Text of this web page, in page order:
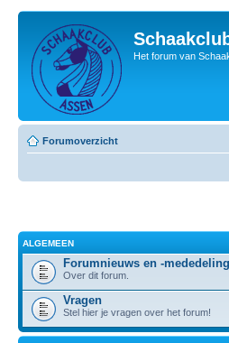
Het forum van
Forumoverzicht
ALGEMEEN
Forumnieuws en -
Over dit forum.
Vragen
Stel hier je vragen over het forum!